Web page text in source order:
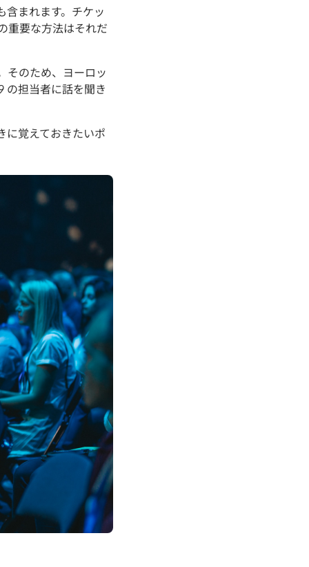
含まれます。チケッ
重要な方法はそれだ
そのため、ヨーロッ
の担当者に話を聞き
に覚えておきたいポ